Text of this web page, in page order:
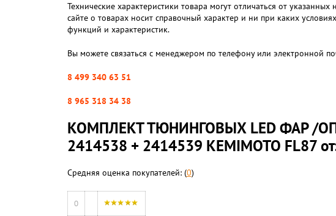
Технические характеристики товара могут отличаться от
сайте о товарах носит справочный характер и ни при каких
функций и характеристик.
Вы можете связаться с менеджером по телефону или электронной
8 499 340 63 51
8 965 318 34 38
КОМПЛЕКТ ТЮНИНГОВЫХ LED ФАР /
2414538 + 2414539 KEMIMOTO FL87
Средняя оценка покупателей: (0)
0